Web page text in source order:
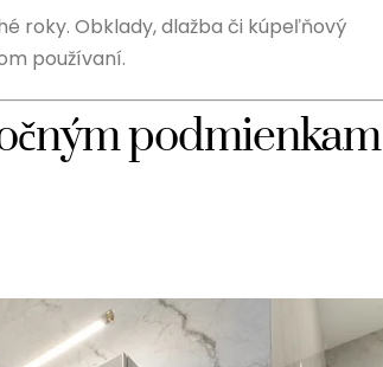
roky. Obklady, dlažba či kúpeľňový
používaní.
podmienkam